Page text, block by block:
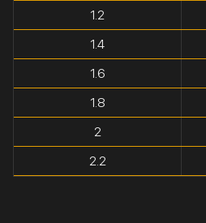
1.2
1.4
1.6
1.8
2
2.2